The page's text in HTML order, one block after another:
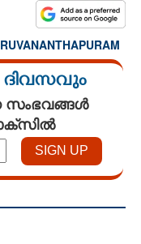
ദിവസവും
സംഭവങ്ങൾ